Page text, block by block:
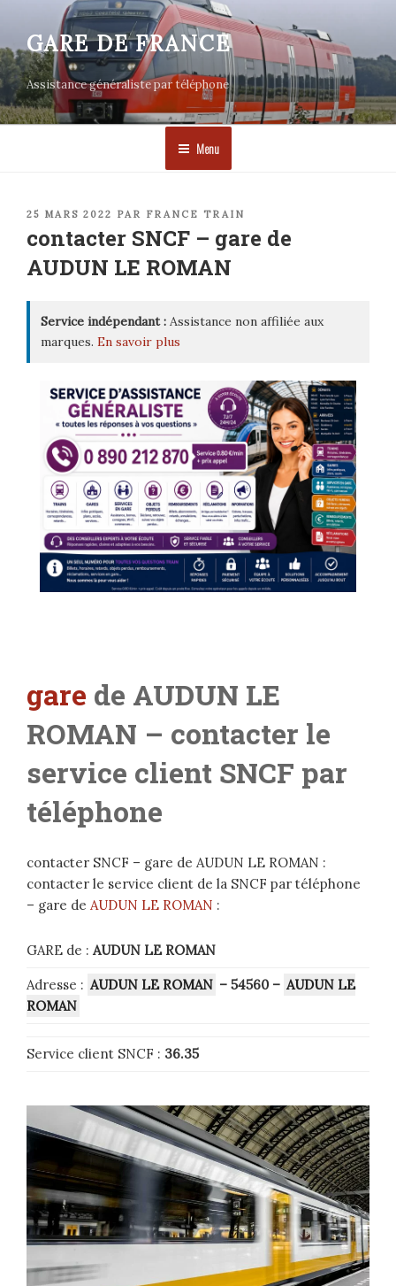
contenu
principal
GARE DE FRANCE
Assistance généraliste par téléphone
Menu
PUBLIÉ
25 MARS 2022 PAR FRANCE TRAIN
contacter SNCF – gare de
AUDUN LE ROMAN
Service indépendant : Assistance non affiliée aux
marques. En savoir plus
gare de AUDUN LE
ROMAN – contacter le
service client SNCF par
téléphone
contacter SNCF – gare de AUDUN LE ROMAN :
contacter le service client de la SNCF par téléphone
– gare de AUDUN LE ROMAN :
GARE de : AUDUN LE ROMAN
Adresse : AUDUN LE ROMAN – 54560 – AUDUN LE
ROMAN
Service client SNCF : 36.35